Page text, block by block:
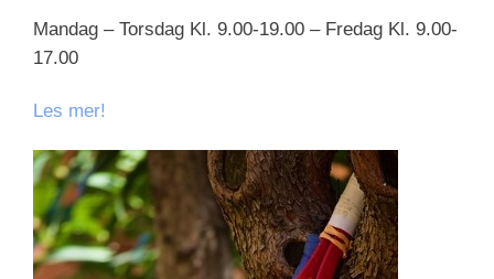
Mandag – Torsdag Kl. 9.00-19.00 – Fredag Kl. 9.00-
17.00
Les mer!